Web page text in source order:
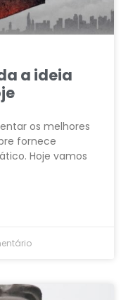
a ideia
os melhores
fornece
Hoje vamos